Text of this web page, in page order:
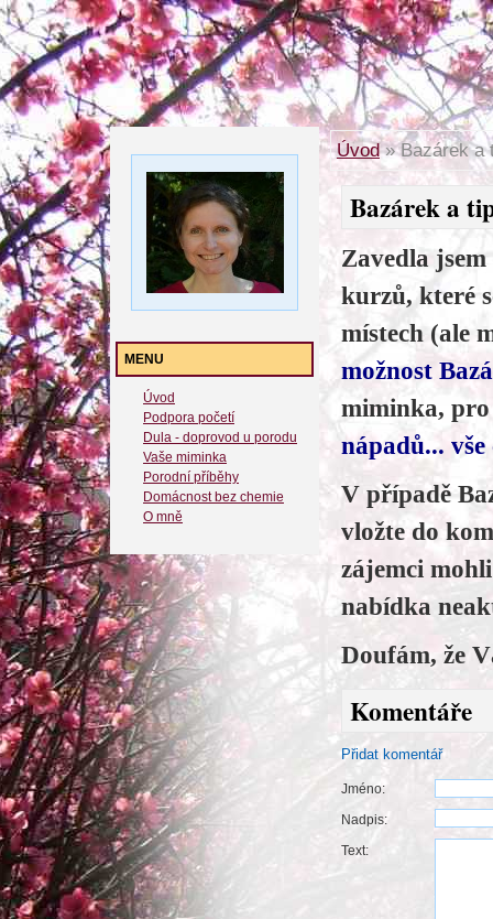
MENU
Úvod
Podpora početí
Dula - doprovod u porodu
Vaše miminka
Porodní příběhy
Domácnost bez chemie
O mně
Úvod»Bazárek a
Bazárek a
Zavedla
kurzů, které
místech (ale
možnost
miminka,
nápadů...
V případě
vložte do
zájemci
nabídka
Doufám, že
Komentáře
Přidat komentář
Jméno:
Nadpis:
Text: